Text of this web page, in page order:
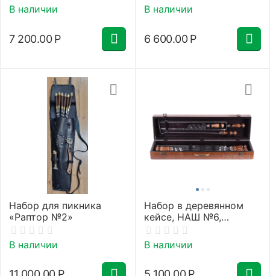
В наличии
7 200.00 Р
В наличии
6 600.00 Р
Набор для пикника
«Раптор №2»
В наличии
Набор в деревянном
кейсе, НАШ №6,
стандарт
В наличии